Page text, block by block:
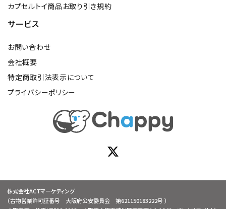
カプセルトイ商品お取り引き規約
サービス
お問い合わせ
会社概要
特定商取引法表示について
プライバシーポリシー
株式会社ACTマーケティング
（古物営業許可証番号 大阪府公安委員会 第621150183222号 ）